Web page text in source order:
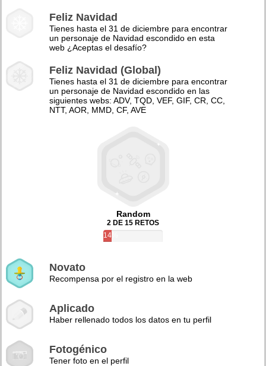
Feliz Navidad
Tienes hasta el 31 de diciembre para encontrar
un personaje de Navidad escondido en esta
web ¿Aceptas el desafío?
Feliz Navidad (Global)
Tienes hasta el 31 de diciembre para encontrar
un personaje de Navidad escondido en las
siguientes webs: ADV, TQD, VEF, GIF, CR, CC,
NTT, AOR, MMD, CF, AVE
Random
2 DE 15 RETOS
14%
Novato
Recompensa por el registro en la web
Aplicado
Haber rellenado todos los datos en tu perfil
Fotogénico
Tener foto en el perfil